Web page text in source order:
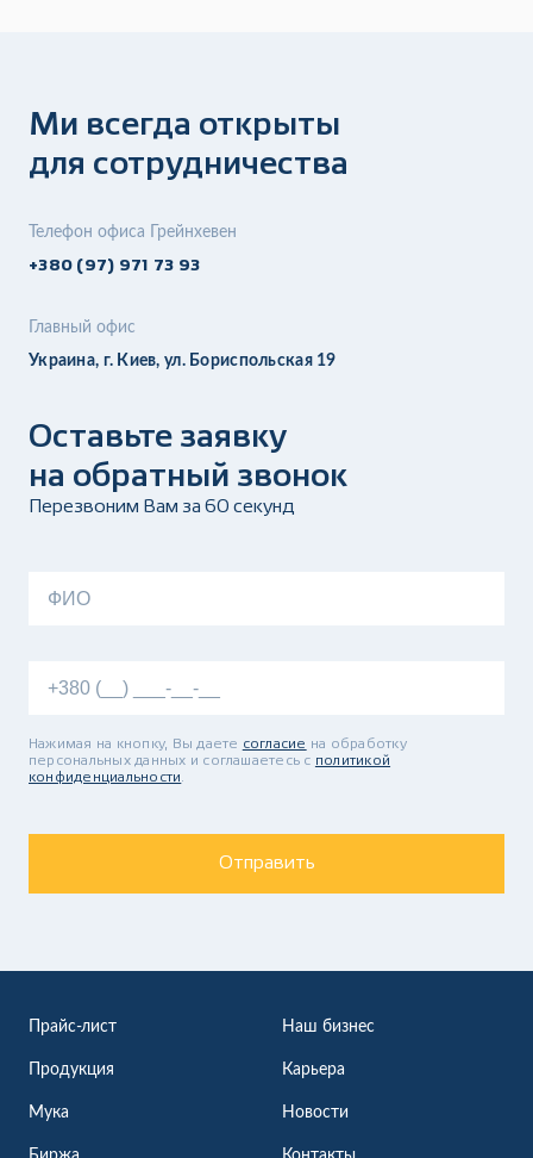
Ми всегда открыты
для сотрудничества
Телефон офиса Грейнхевен
+380 (97) 971 73 93
Главный офис
Украина, г. Киев, ул. Бориспольская 19
Оставьте заявку
на обратный звонок
Перезвоним Вам за 60 секунд
Нажимая на кнопку, Вы даете согласие на обработку
персональных данных и соглашаетесь c политикой
конфиденциальности.
Отправить
Прайс-лист
Продукция
Мука
Наш бизнес
Карьера
Новости